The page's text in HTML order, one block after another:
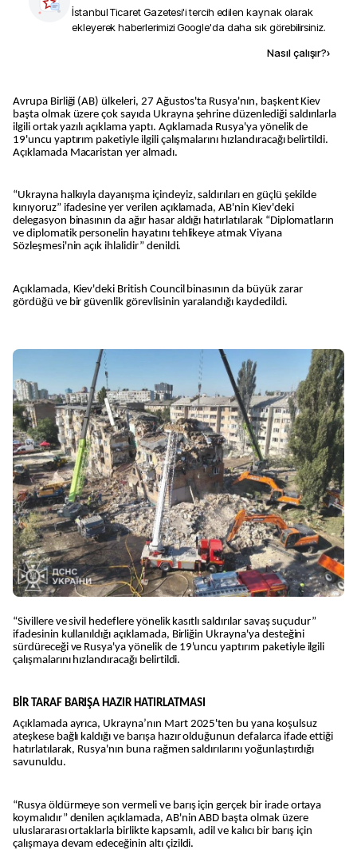
İstanbul Ticaret Gazetesi'i tercih edilen kaynak olarak
ekleyerek haberlerimizi Google'da daha sık görebilirsiniz.
Nasıl çalışır?›
Avrupa Birliği (AB) ülkeleri, 27 Ağustos'ta Rusya'nın, başkent Kiev
başta olmak üzere çok sayıda Ukrayna şehrine düzenlediği saldırılarla
ilgili ortak yazılı açıklama yaptı. Açıklamada Rusya'ya yönelik de
19'uncu yaptırım paketiyle ilgili çalışmalarını hızlandıracağı belirtildi.
Açıklamada Macaristan yer almadı.
“Ukrayna halkıyla dayanışma içindeyiz, saldırıları en güçlü şekilde
kınıyoruz” ifadesine yer verilen açıklamada, AB'nin Kiev'deki
delegasyon binasının da ağır hasar aldığı hatırlatılarak “Diplomatların
ve diplomatik personelin hayatını tehlikeye atmak Viyana
Sözleşmesi'nin açık ihlalidir” denildi.
Açıklamada, Kiev'deki British Council binasının da büyük zarar
gördüğü ve bir güvenlik görevlisinin yaralandığı kaydedildi.
“Sivillere ve sivil hedeflere yönelik kasıtlı saldırılar savaş suçudur”
ifadesinin kullanıldığı açıklamada, Birliğin Ukrayna'ya desteğini
sürdüreceği ve Rusya'ya yönelik de 19'uncu yaptırım paketiyle ilgili
çalışmalarını hızlandıracağı belirtildi.
BİR TARAF BARIŞA HAZIR HATIRLATMASI
Açıklamada ayrıca, Ukrayna’nın Mart 2025'ten bu yana koşulsuz
ateşkese bağlı kaldığı ve barışa hazır olduğunun defalarca ifade ettiği
hatırlatılarak, Rusya'nın buna rağmen saldırılarını yoğunlaştırdığı
savunuldu.
“Rusya öldürmeye son vermeli ve barış için gerçek bir irade ortaya
koymalıdır” denilen açıklamada, AB'nin ABD başta olmak üzere
uluslararası ortaklarla birlikte kapsamlı, adil ve kalıcı bir barış için
çalışmaya devam edeceğinin altı çizildi.